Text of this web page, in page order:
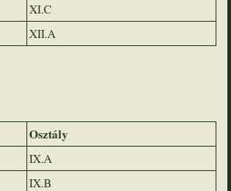
XI.C
XII.A
Osztály
IX.A
IX.B